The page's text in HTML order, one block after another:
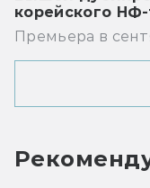
корейского
Премьера в